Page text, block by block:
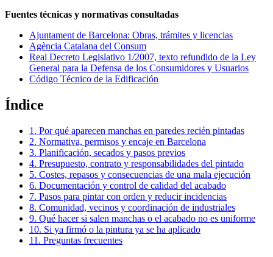
Fuentes técnicas y normativas consultadas
Ajuntament de Barcelona: Obras, trámites y licencias
Agència Catalana del Consum
Real Decreto Legislativo 1/2007, texto refundido de la Ley
General para la Defensa de los Consumidores y Usuarios
Código Técnico de la Edificación
Índice
1. Por qué aparecen manchas en paredes recién pintadas
2. Normativa, permisos y encaje en Barcelona
3. Planificación, secados y pasos previos
4. Presupuesto, contrato y responsabilidades del pintado
5. Costes, repasos y consecuencias de una mala ejecución
6. Documentación y control de calidad del acabado
7. Pasos para pintar con orden y reducir incidencias
8. Comunidad, vecinos y coordinación de industriales
9. Qué hacer si salen manchas o el acabado no es uniforme
10. Si ya firmó o la pintura ya se ha aplicado
11. Preguntas frecuentes